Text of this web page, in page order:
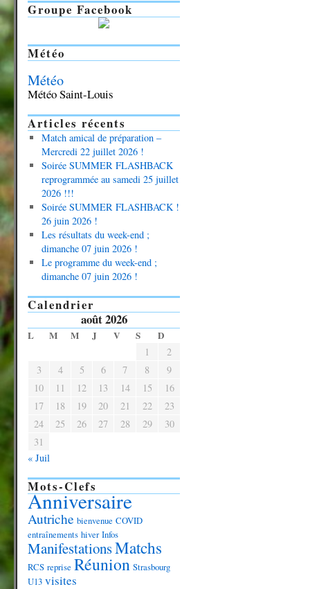
Groupe Facebook
Météo
Météo
Météo Saint-Louis
Articles récents
Match amical de préparation –
Mercredi 22 juillet 2026 !
Soirée SUMMER FLASHBACK
reprogrammée au samedi 25 juillet
2026 !!!
Soirée SUMMER FLASHBACK !
26 juin 2026 !
Les résultats du week-end ;
dimanche 07 juin 2026 !
Le programme du week-end ;
dimanche 07 juin 2026 !
Calendrier
août 2026
L M M J V S D
1
2
3
4 5 6 7 8
9
10
11 12 13 14 15
16
17
18 19 20 21 22
23
24
25 26 27 28 29
30
31
« Juil
Mots-Clefs
Anniversaire
Autriche bienvenue COVID
entraînements hiver Infos
ManifestationsMatchs
RCS reprise Réunion Strasbourg
U13 visites